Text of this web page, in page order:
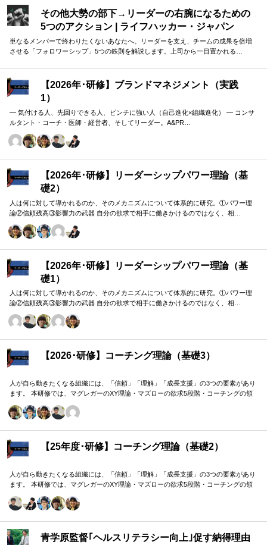
その他大勢の部下→リーダーの右腕になるための
5つのアクション | ライフハッカー・ジャパン
単なるメンバーで終わりたくないあなたへ。リーダーを支え、チームの成果を倍増
させる「フォロワーシップ」5つの鉄則を解説します。上司から一目置かれる…
【2026年･研修】ブランドマネジメント（実践
1）
― 気付ける人、先回りできる人、ピンチに強い人（自己進化×組織進化） ― コンサ
ルタント・コーチ・医師・経営者、そしてリーダー。A&PR…
【2026年･研修】リーダーシップパワー理論（基
礎2）
人は何に対して導かれるのか、そのメカニズムについて体系的に研究。①パワー理
論②信頼残高③影響力の武器 自分の欲求で相手に働きかけるのではなく、相…
【2026年･研修】リーダーシップパワー理論（基
礎1）
人は何に対して導かれるのか、そのメカニズムについて体系的に研究。①パワー理
論②信頼残高③影響力の武器 自分の欲求で相手に働きかけるのではなく、相…
【2026･研修】コーチング理論（基礎3）
人が自ら動きたくなる組織には、「信頼」「理解」「成長支援」の3つの要素があり
ます。 本研修では、マグレガーのXY理論・マズローの欲求5段階・コーチングの領
を、実例を交えて深く学びます。 単なる知識の習得にとどまらず、現場で直面する
【25年度･研修】コーチング理論（基礎2）
人が自ら動きたくなる組織には、「信頼」「理解」「成長支援」の3つの要素があり
ます。 本研修では、マグレガーのXY理論・マズローの欲求5段階・コーチングの領
を、実例を交えて深く学びます。 単なる知識の習得にとどまらず、現場で直面する
青学原監督｢ヘルスリテラシー向上｣促す納得理由